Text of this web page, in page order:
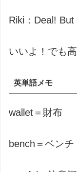
Riki：Deal! But
いいよ！でも
英単語メモ
wallet＝財布
bench＝ベンチ